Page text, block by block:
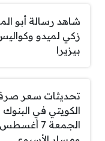
شاهد رسالة أبو
زكي لميدو
بيزيرا
تحديثات سعر صرف
الكويتي في البنوك